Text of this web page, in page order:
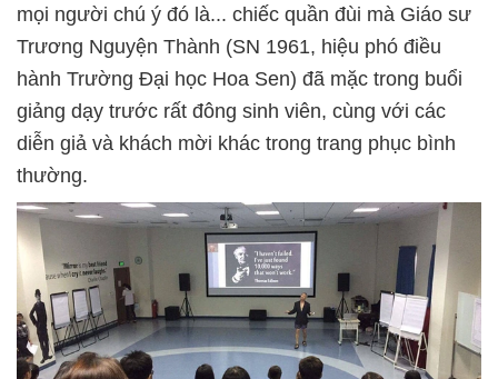
mọi người chú ý đó là... chiếc quần đùi mà Giáo sư
Trương Nguyện Thành (SN 1961, hiệu phó điều
hành Trường Đại học Hoa Sen) đã mặc trong buổi
giảng dạy trước rất đông sinh viên, cùng với các
diễn giả và khách mời khác trong trang phục bình
thường.